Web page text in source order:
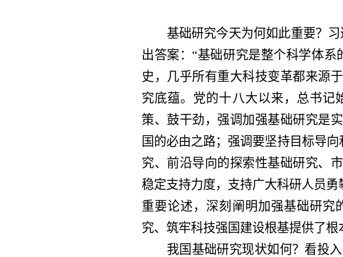
基础研究今天为何如此重要？
出答案：“基础研究是整个科学体
史，几乎所有重大科技变革都来源
究底蕴。党的十八大以来，总书记
策、鼓干劲，强调加强基础研究是
国的必由之路；强调要坚持目标导
究、前沿导向的探索性基础研究、
稳定支持力度，支持广大科研人员
重要论述，深刻阐明加强基础研究
究、筑牢科技强国建设根基提供了根
我国基础研究现状如何？看投